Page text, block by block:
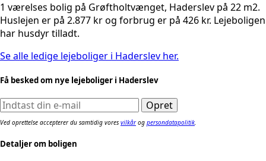
1 værelses bolig på Grøftholtvænget, Haderslev på 22 m2.
Huslejen er på 2.877 kr og forbrug er på 426 kr. Lejeboligen
har husdyr tilladt.
Se alle ledige lejeboliger i Haderslev her.
Få besked om nye lejeboliger i Haderslev
Ved oprettelse accepterer du samtidig vores vilkårog persondatapolitik
Detaljer om boligen